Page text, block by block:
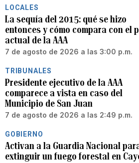
LOCALES
La sequía del 2015: qué se hizo
entonces y cómo compara con el
actual de la AAA
7 de agosto de 2026 a las 3:00 p.m.
TRIBUNALES
Presidente ejecutivo de la AAA
comparece a vista en caso del
Municipio de San Juan
7 de agosto de 2026 a las 2:49 p.m.
GOBIERNO
Activan a la Guardia Nacional
extinguir un fuego forestal en